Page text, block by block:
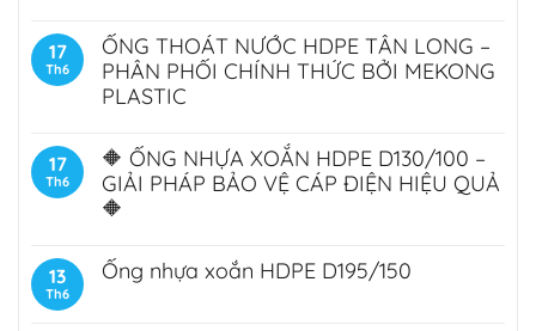
17
Th6
ỐNG THOÁT NƯỚC HDPE TÂN LONG –
PHÂN PHỐI CHÍNH THỨC BỞI MEKONG
PLASTIC
17
Th6
🔶 ỐNG NHỰA XOẮN HDPE D130/100 –
GIẢI PHÁP BẢO VỆ CÁP ĐIỆN HIỆU QUẢ
🔶
13
Th6
Ống nhựa xoắn HDPE D195/150